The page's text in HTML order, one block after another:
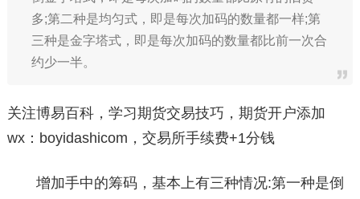
多;第二种是均匀式，即是每次加码的数量都一样;第
三种是金字塔式，即是每次加码的数量都比前一次合
约少一半。
关注博易百科，学习期货交易技巧，期货开户添加
wx：boyidashicom，交易所手续费+1分钱
增加手中的筹码，基本上有三种情况:第一种是倒